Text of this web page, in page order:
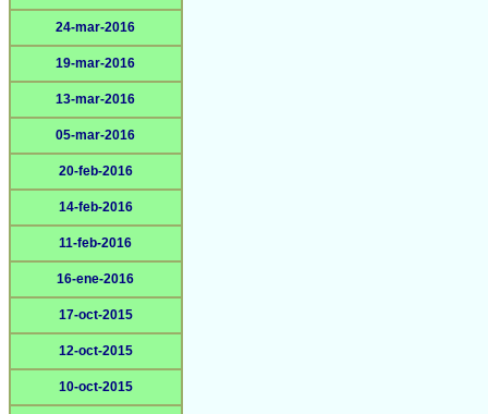
24-mar-2016
19-mar-2016
13-mar-2016
05-mar-2016
20-feb-2016
14-feb-2016
11-feb-2016
16-ene-2016
17-oct-2015
12-oct-2015
10-oct-2015